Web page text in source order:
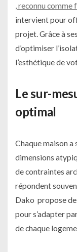
, reconnu
intervient pour
projet. Grâce à
d’optimiser
l’esthétique de
Le sur-
optimal
Chaque maison a
dimensions
de contraintes
répondent
Dako propose
pour s’adapter
de chaque